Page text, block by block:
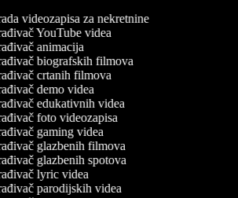
videozapisa za nekretnine
YouTube videa
animacija
biografskih filmova
crtanih filmova
demo videa
edukativnih videa
foto videozapisa
gaming videa
glazbenih filmova
glazbenih spotova
lyric videa
parodijskih videa